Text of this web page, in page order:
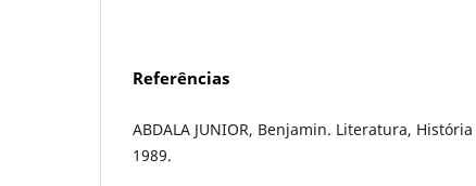
Referências
ABDALA JUNIOR, Benjamin. Literatura,
1989.